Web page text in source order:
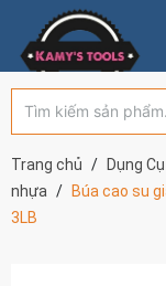
Trang chủ Dụng
nhựa
Búa cao su
3LB